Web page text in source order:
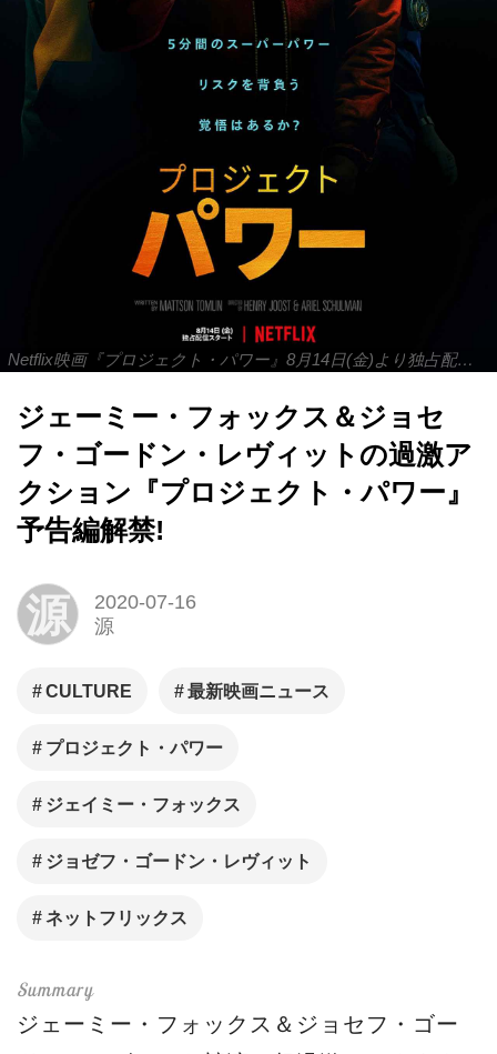
Netflix映画『プロジェクト・パワー』8月14日(金)より独占配信開始
ジェーミー・フォックス＆ジョセ
フ・ゴードン・レヴィットの過激ア
クション『プロジェクト・パワー』
予告編解禁!
源
2020-07-16
源
CULTURE 最新映画ニュース
プロジェクト・パワー
ジェイミー・フォックス
ジョゼフ・ゴードン・レヴィット
ネットフリックス
ジェーミー・フォックス＆ジョセフ・ゴー